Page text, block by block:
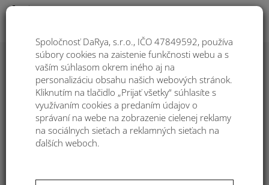
Dámska taška zo syntetickej rafie
Kbas s flitrami tykysová 255601TU
Spoločnosť DaRya, s.r.o., IČO 47849592, používa
súbory cookies na zaistenie funkčnosti webu a s
vaším súhlasom okrem iného aj na
personalizáciu obsahu našich webových stránok.
Kliknutím na tlačidlo „Prijať všetky“ súhlasíte s
využívaním cookies a predaním údajov o
správaní na webe na zobrazenie cielenej reklamy
na sociálnych sieťach a reklamných sieťach na
ďalších weboch.